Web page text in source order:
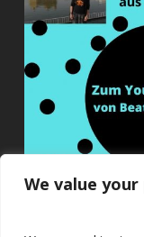
We value your